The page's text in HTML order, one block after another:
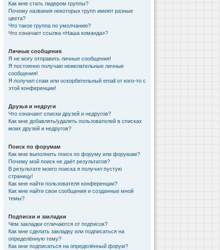
Как мне стать лидером группы?
Почему названия некоторых групп имеют разные
цвета?
Что такое группа по умолчанию?
Что означает ссылка «Наша команда»?
Личные сообщения
Я не могу отправить личные сообщения!
Я постоянно получаю нежелательные личные
сообщения!
Я получил спам или оскорбительный email от кого-то с
этой конференции!
Друзья и недруги
Что означают списки друзей и недругов?
Как мне добавлять/удалять пользователей в списках
моих друзей и недругов?
Поиск по форумам
Как мне выполнить поиск по форуму или форумам?
Почему мой поиск не даёт результатов?
В результате моего поиска я получил пустую
страницу!
Как мне найти пользователя конференции?
Как мне найти свои сообщения и созданные мной
темы?
Подписки и закладки
Чем закладки отличаются от подписок?
Как мне сделать закладку или подписаться на
определённую тему?
Как мне подписаться на определённый форум?